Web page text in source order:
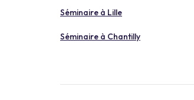
Séminaire à Lille
Séminaire à Chantilly